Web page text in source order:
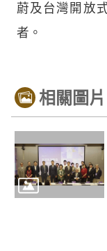
蔚及台灣開放
者。
相關圖片